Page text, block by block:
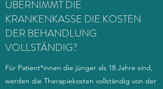
ÜBERNIMMT DIE
KRANKENKASSE DIE KOSTEN
DER BEHANDLUNG
VOLLSTÄNDIG?
Für Patient*innen die jünger als 18 Jahre sind,
werden die Therapiekosten vollständig von der